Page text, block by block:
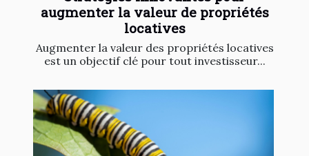
augmenter la valeur de propriétés
locatives
Augmenter la valeur des propriétés locatives
est un objectif clé pour tout investisseur...